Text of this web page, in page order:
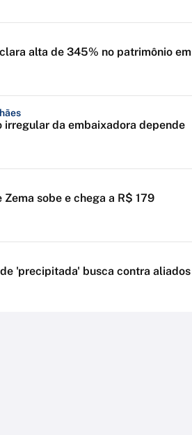
alta de 345% no patrimônio em
irregular da embaixadora depende
Zema sobe e chega a R$ 179
de 'precipitada' busca contra aliados